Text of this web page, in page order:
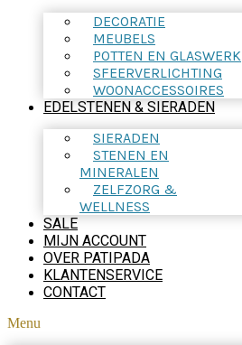
DECORATIE
MEUBELS
POTTEN EN GLASWERK
SFEERVERLICHTING
WOONACCESSOIRES
EDELSTENEN & SIERADEN
SIERADEN
STENEN EN
MINERALEN
ZELFZORG &
WELLNESS
SALE
MIJN ACCOUNT
OVER PATIPADA
KLANTENSERVICE
CONTACT
Menu